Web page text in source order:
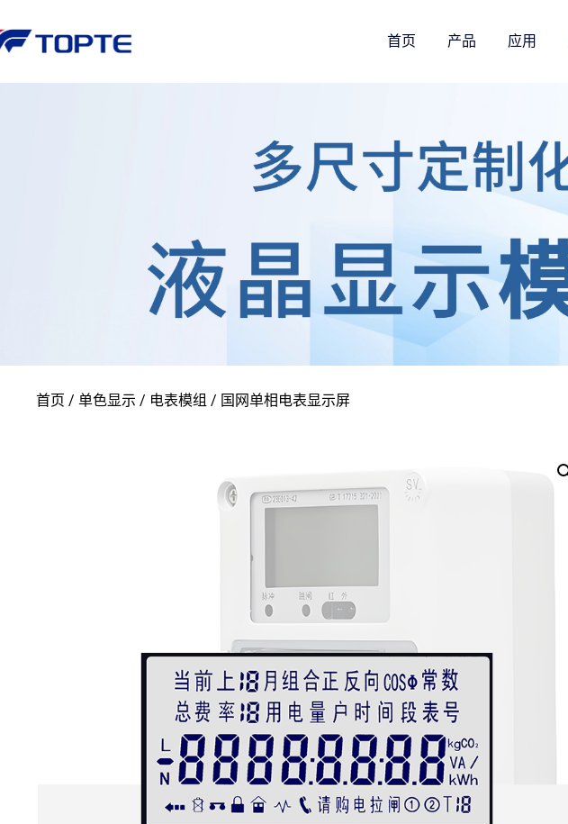
首页 产品 应用
首页 / 单色显示 / 电表模组 / 国网单相电表显示屏